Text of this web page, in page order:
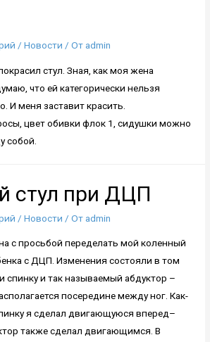
/Новости / От admin
стул. Зная, как моя жена
что ей категорически нельзя
И меня заставит красить.
цвет обивки флок 1, сидушки можно
собой.
стул при ДЦП
/Новости / От admin
с просьбой переделать мой коленный
с ДЦП. Изменения состояли в том
спинку и так называемый абдуктор –
посередине между ног. Как-
я сделал двигающуюся вперед–
также сделал двигающимся. В